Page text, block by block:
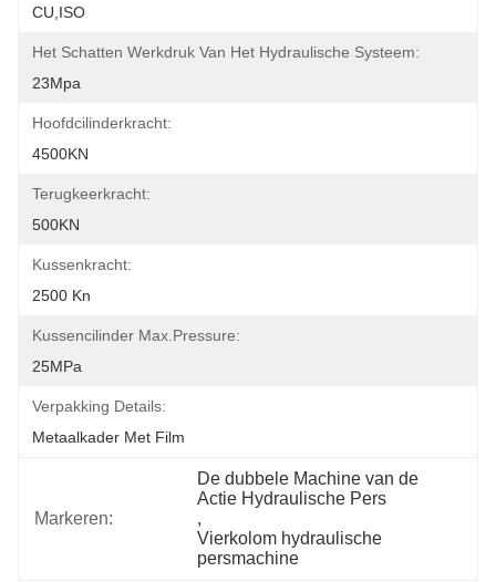
CU,ISO
Het Schatten Werkdruk Van Het Hydraulische Systeem:
23Mpa
Hoofdcilinderkracht:
4500KN
Terugkeerkracht:
500KN
Kussenkracht:
2500 Kn
Kussencilinder Max.pressure:
25MPa
Verpakking Details:
Metaalkader Met Film
Markeren:
De dubbele Machine van de
Actie Hydraulische Pers
,
Vierkolom hydraulische
persmachine